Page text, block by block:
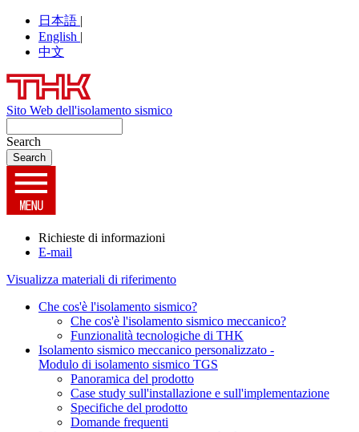
日本語 |
English |
中文
Sito Web dell'isolamento sismico
Search
Richieste di informazioni
E-mail
Visualizza materiali di riferimento
Che cos'è l'isolamento sismico?
Che cos'è l'isolamento sismico meccanico?
Funzionalità tecnologiche di THK
Isolamento sismico meccanico personalizzato -
Modulo di isolamento sismico TGS
Panoramica del prodotto
Case study sull'installazione e sull'implementazione
Specifiche del prodotto
Domande frequenti